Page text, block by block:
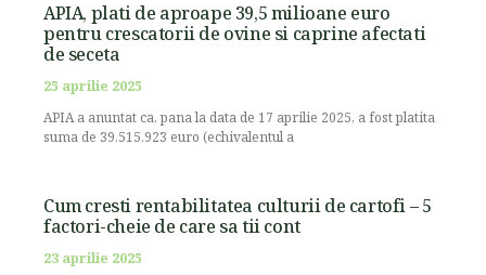
APIA, plati de aproape 39,5 milioane euro
pentru crescatorii de ovine si caprine afectati
de seceta
25 aprilie 2025
APIA a anuntat ca, pana la data de 17 aprilie 2025, a fost platita
suma de 39.515.923 euro (echivalentul a
Cum cresti rentabilitatea culturii de cartofi – 5
factori-cheie de care sa tii cont
23 aprilie 2025